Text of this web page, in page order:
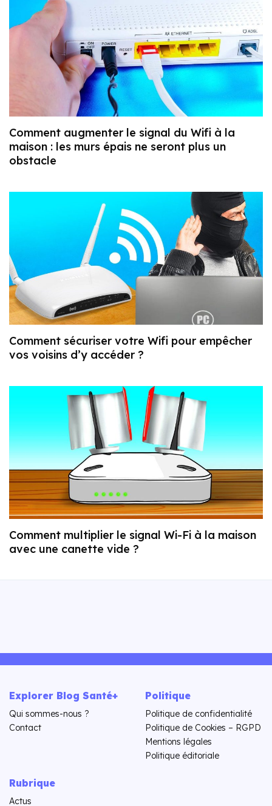
Comment augmenter le signal du Wifi à la
maison : les murs épais ne seront plus un
obstacle
Comment sécuriser votre Wifi pour empêcher
vos voisins d’y accéder ?
Comment multiplier le signal Wi-Fi à la maison
avec une canette vide ?
Explorer Blog Santé+
Qui sommes-nous ?
Contact
Politique
Politique de confidentialité
Politique de Cookies – RGPD
Mentions légales
Politique éditoriale
Rubrique
Actus